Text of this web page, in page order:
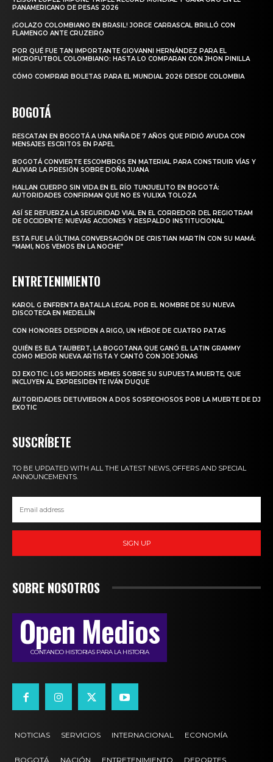
PANAMERICANO DE PESAS 2026
¡GOLAZO COLOMBIANO EN BRASIL! JORGE CARRASCAL BRILLÓ CON
FLAMENGO ANTE CRUZEIRO
POR QUÉ FUE TAN IMPORTANTE GIOVANNI HERNÁNDEZ PARA EL
MICROFUTBOL COLOMBIANO: HASTA LO COMPARAN CON JHON PINILLA
CÓMO COMPRAR BOLETAS PARA EL MUNDIAL 2026 DESDE COLOMBIA
BOGOTÁ
RESCATAN EN BOGOTÁ A UNA NIÑA DE 7 AÑOS QUE PIDIÓ AYUDA CON
MENSAJES ESCRITOS EN PAPEL
BOGOTÁ CONVIERTE ESCOMBROS EN MATERIAL PARA CONSTRUIR VÍAS Y
ALIVIAR LA PRESIÓN SOBRE DOÑA JUANA
HALLAN CUERPO SIN VIDA EN EL RÍO TUNJUELITO EN BOGOTÁ:
AUTORIDADES CONFIRMAN QUE NO ES YULIXA TOLOZA
ASÍ SE REFUERZA LA SEGURIDAD VIAL EN EL CORREDOR DEL REGIOTRAM
DE OCCIDENTE: NUEVAS ACCIONES Y RESPALDO INSTITUCIONAL
ESTA FUE LA ÚLTIMA CONVERSACIÓN DE CRISTIAN MARTÍN CON SU MAMÁ:
“MAMI, NOS VEMOS EN LA NOCHE”
ENTRETENIMIENTO
KAROL G ENFRENTA BATALLA LEGAL POR EL NOMBRE DE SU NUEVA
DISCOTECA EN MEDELLÍN
CON HONORES DESPIDEN A RIGO, UN HÉROE DE CUATRO PATAS
QUIÉN ES ELA TAUBERT, LA BOGOTANA QUE GANÓ EL LATIN GRAMMY
COMO MEJOR NUEVA ARTISTA Y CANTÓ CON JOE JONAS
DJ EXOTIC: LOS MEJORES MEMES SOBRE SU SUPUESTA MUERTE, QUE
INCLUYEN AL EXPRESIDENTE IVÁN DUQUE
AUTORIDADES DETUVIERON A DOS SOSPECHOSOS POR LA MUERTE DE DJ
EXOTIC
SUSCRÍBETE
TO BE UPDATED WITH ALL THE LATEST NEWS, OFFERS AND SPECIAL
ANNOUNCEMENTS.
SIGN UP
SOBRE NOSOTROS
Open Medios
CONTANDO HISTORIAS PARA LA HISTORIA
NOTICIAS SERVICIOS INTERNACIONAL ECONOMÍA
BOGOTÁ NACIÓN ENTRETENIMIENTO DEPORTES